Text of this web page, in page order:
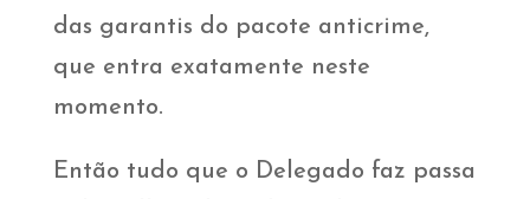
das garantis do pacote anticrime,
que entra exatamente neste
momento.
Então tudo que o Delegado faz passa